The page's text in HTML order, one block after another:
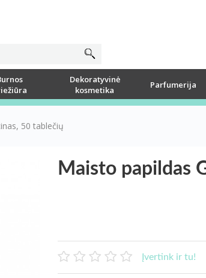
Dekoratyvinė
kosmetika
Parfumerija
50 tablečių
Maisto papildas
Įvertink ir tu!